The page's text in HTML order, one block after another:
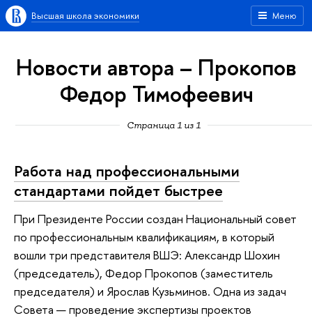
Меню
Высшая школа экономики
Новости автора – Прокопов
Федор Тимофеевич
Страница 1 из 1
Работа над профессиональными
стандартами пойдет быстрее
При Президенте России создан Национальный совет
по профессиональным квалификациям, в который
вошли три представителя ВШЭ: Александр Шохин
(председатель), Федор Прокопов (заместитель
председателя) и Ярослав Кузьминов. Одна из задач
Совета — проведение экспертизы проектов